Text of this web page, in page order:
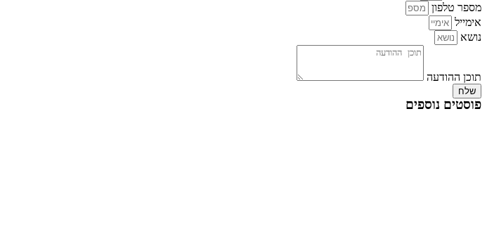
מספר טלפון
אימייל
נושא
תוכן ההודעה
שלח
פוסטים נוספים